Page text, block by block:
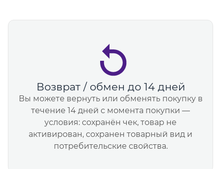
Возврат / обмен до 14 дней
Вы можете вернуть или обменять покупку в
течение 14 дней с момента покупки —
условия: сохранён чек, товар не
активирован, сохранен товарный вид и
потребительские свойства.